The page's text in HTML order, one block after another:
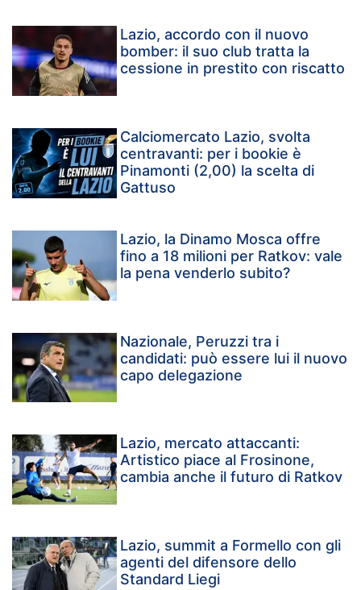
Lazio, accordo con il nuovo
bomber: il suo club tratta la
cessione in prestito con riscatto
Calciomercato Lazio, svolta
centravanti: per i bookie è
Pinamonti (2,00) la scelta di
Gattuso
Lazio, la Dinamo Mosca offre
fino a 18 milioni per Ratkov: vale
la pena venderlo subito?
Nazionale, Peruzzi tra i
candidati: può essere lui il nuovo
capo delegazione
Lazio, mercato attaccanti:
Artistico piace al Frosinone,
cambia anche il futuro di Ratkov
Lazio, summit a Formello con gli
agenti del difensore dello
Standard Liegi